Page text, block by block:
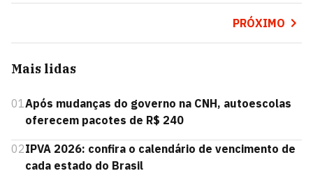
PRÓXIMO
Mais lidas
01Após mudanças do governo na CNH, autoescolas
oferecem pacotes de R$ 240
02IPVA 2026: confira o calendário de vencimento de
cada estado do Brasil